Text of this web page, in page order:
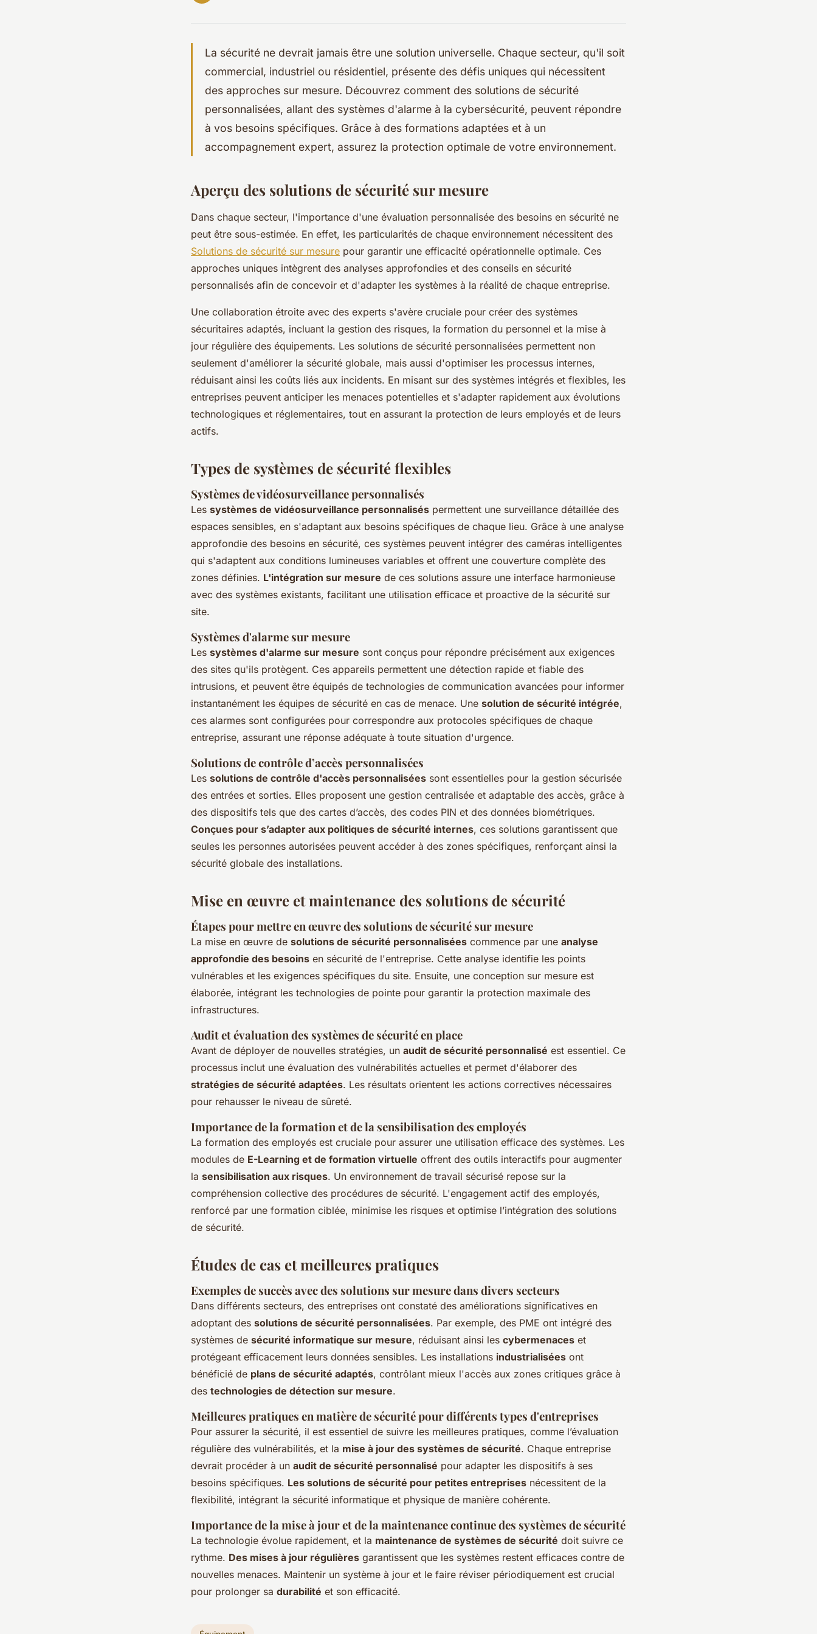
La sécurité ne devrait jamais être une solution universelle. Chaque secteur, qu'il soit
commercial, industriel ou résidentiel, présente des défis uniques qui nécessitent
des approches sur mesure. Découvrez comment des solutions de sécurité
personnalisées, allant des systèmes d'alarme à la cybersécurité, peuvent répondre
à vos besoins spécifiques. Grâce à des formations adaptées et à un
accompagnement expert, assurez la protection optimale de votre environnement.
Aperçu des solutions de sécurité sur mesure
Dans chaque secteur, l'importance d'une évaluation personnalisée des besoins en sécurité ne
peut être sous-estimée. En effet, les particularités de chaque environnement nécessitent des
Solutions de sécurité sur mesure pour garantir une efficacité opérationnelle optimale. Ces
approches uniques intègrent des analyses approfondies et des conseils en sécurité
personnalisés afin de concevoir et d'adapter les systèmes à la réalité de chaque entreprise.
Une collaboration étroite avec des experts s'avère cruciale pour créer des systèmes
sécuritaires adaptés, incluant la gestion des risques, la formation du personnel et la mise à
jour régulière des équipements. Les solutions de sécurité personnalisées permettent non
seulement d'améliorer la sécurité globale, mais aussi d'optimiser les processus internes,
réduisant ainsi les coûts liés aux incidents. En misant sur des systèmes intégrés et flexibles, les
entreprises peuvent anticiper les menaces potentielles et s'adapter rapidement aux évolutions
technologiques et réglementaires, tout en assurant la protection de leurs employés et de leurs
actifs.
Types de systèmes de sécurité flexibles
Systèmes de vidéosurveillance personnalisés
Les systèmes de vidéosurveillance personnalisés permettent une surveillance détaillée des
espaces sensibles, en s'adaptant aux besoins spécifiques de chaque lieu. Grâce à une analyse
approfondie des besoins en sécurité, ces systèmes peuvent intégrer des caméras intelligentes
qui s'adaptent aux conditions lumineuses variables et offrent une couverture complète des
zones définies. L'intégration sur mesure de ces solutions assure une interface harmonieuse
avec des systèmes existants, facilitant une utilisation efficace et proactive de la sécurité sur
site.
Systèmes d'alarme sur mesure
Les systèmes d'alarme sur mesure sont conçus pour répondre précisément aux exigences
des sites qu'ils protègent. Ces appareils permettent une détection rapide et fiable des
intrusions, et peuvent être équipés de technologies de communication avancées pour informer
instantanément les équipes de sécurité en cas de menace. Une solution de sécurité intégrée,
ces alarmes sont configurées pour correspondre aux protocoles spécifiques de chaque
entreprise, assurant une réponse adéquate à toute situation d'urgence.
Solutions de contrôle d’accès personnalisées
Les solutions de contrôle d'accès personnalisées sont essentielles pour la gestion sécurisée
des entrées et sorties. Elles proposent une gestion centralisée et adaptable des accès, grâce à
des dispositifs tels que des cartes d’accès, des codes PIN et des données biométriques.
Conçues pour s’adapter aux politiques de sécurité internes, ces solutions garantissent que
seules les personnes autorisées peuvent accéder à des zones spécifiques, renforçant ainsi la
sécurité globale des installations.
Mise en œuvre et maintenance des solutions de sécurité
Étapes pour mettre en œuvre des solutions de sécurité sur mesure
La mise en œuvre de solutions de sécurité personnalisées commence par une analyse
approfondie des besoins en sécurité de l'entreprise. Cette analyse identifie les points
vulnérables et les exigences spécifiques du site. Ensuite, une conception sur mesure est
élaborée, intégrant les technologies de pointe pour garantir la protection maximale des
infrastructures.
Audit et évaluation des systèmes de sécurité en place
Avant de déployer de nouvelles stratégies, un audit de sécurité personnalisé est essentiel. Ce
processus inclut une évaluation des vulnérabilités actuelles et permet d'élaborer des
stratégies de sécurité adaptées. Les résultats orientent les actions correctives nécessaires
pour rehausser le niveau de sûreté.
Importance de la formation et de la sensibilisation des employés
La formation des employés est cruciale pour assurer une utilisation efficace des systèmes. Les
modules de E-Learning et de formation virtuelle offrent des outils interactifs pour augmenter
la sensibilisation aux risques. Un environnement de travail sécurisé repose sur la
compréhension collective des procédures de sécurité. L'engagement actif des employés,
renforcé par une formation ciblée, minimise les risques et optimise l’intégration des solutions
de sécurité.
Études de cas et meilleures pratiques
Exemples de succès avec des solutions sur mesure dans divers secteurs
Dans différents secteurs, des entreprises ont constaté des améliorations significatives en
adoptant des solutions de sécurité personnalisées. Par exemple, des PME ont intégré des
systèmes de sécurité informatique sur mesure, réduisant ainsi les cybermenaces et
protégeant efficacement leurs données sensibles. Les installations industrialisées ont
bénéficié de plans de sécurité adaptés, contrôlant mieux l'accès aux zones critiques grâce à
des technologies de détection sur mesure.
Meilleures pratiques en matière de sécurité pour différents types d'entreprises
Pour assurer la sécurité, il est essentiel de suivre les meilleures pratiques, comme l’évaluation
régulière des vulnérabilités, et la mise à jour des systèmes de sécurité. Chaque entreprise
devrait procéder à un audit de sécurité personnalisé pour adapter les dispositifs à ses
besoins spécifiques. Les solutions de sécurité pour petites entreprises nécessitent de la
flexibilité, intégrant la sécurité informatique et physique de manière cohérente.
Importance de la mise à jour et de la maintenance continue des systèmes de sécurité
La technologie évolue rapidement, et la maintenance de systèmes de sécurité doit suivre ce
rythme. Des mises à jour régulières garantissent que les systèmes restent efficaces contre de
nouvelles menaces. Maintenir un système à jour et le faire réviser périodiquement est crucial
pour prolonger sa durabilité et son efficacité.